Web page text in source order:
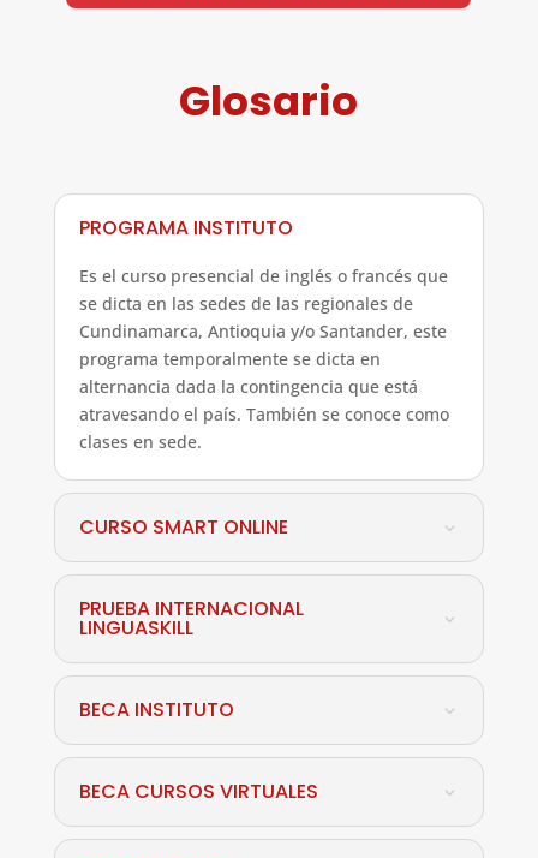
Glosario
PROGRAMA INSTITUTO
Es el curso presencial de inglés o francés que
se dicta en las sedes de las regionales de
Cundinamarca, Antioquia y/o Santander, este
programa temporalmente se dicta en
alternancia dada la contingencia que está
atravesando el país. También se conoce como
clases en sede.
CURSO SMART ONLINE
PRUEBA INTERNACIONAL
LINGUASKILL
BECA INSTITUTO
BECA CURSOS VIRTUALES